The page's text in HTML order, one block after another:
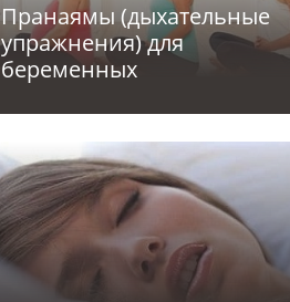
Пранаямы (дыхательные
упражнения) для
беременных